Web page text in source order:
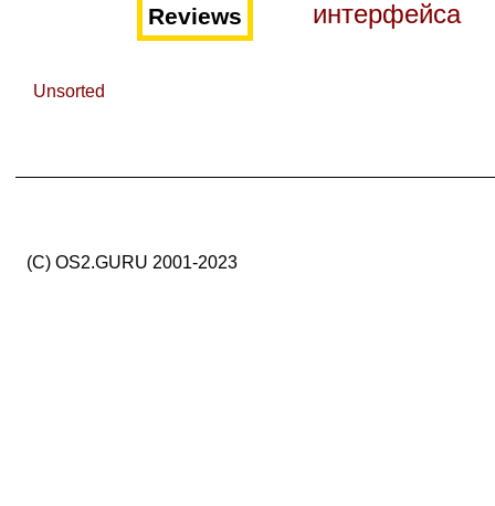
Reviews
Unsorted
интерфейса
(C) OS2.GURU 2001-2023